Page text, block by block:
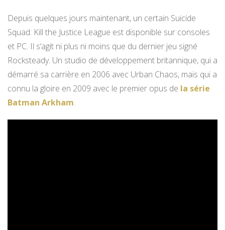
Depuis quelques jours maintenant, un certain Suicide
Squad: Kill the Justice League est disponible sur consoles
et PC. Il s’agit ni plus ni moins que du dernier jeu signé
Rocksteady. Un studio de développement britannique, qui a
démarré sa carrière en 2006 avec Urban Chaos, mais qui a
connu la gloire en 2009 avec le premier opus de la série
Batman Arkham.